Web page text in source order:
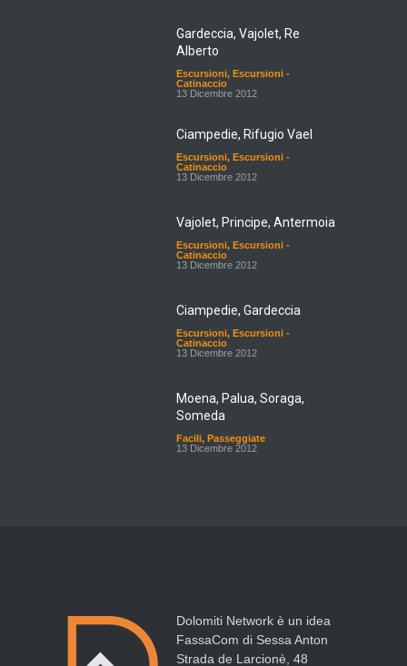
Gardeccia, Vajolet, Re
Alberto
Escursioni, Escursioni -
Catinaccio
13 Dicembre 2012
Ciampedie, Rifugio Vael
Escursioni, Escursioni -
Catinaccio
13 Dicembre 2012
Vajolet, Principe, Antermoia
Escursioni, Escursioni -
Catinaccio
13 Dicembre 2012
Ciampedie, Gardeccia
Escursioni, Escursioni -
Catinaccio
13 Dicembre 2012
Moena, Palua, Soraga,
Someda
Facili, Passeggiate
13 Dicembre 2012
Dolomiti Network è un idea
FassaCom di Sessa Anton
Strada de Larcionè, 48